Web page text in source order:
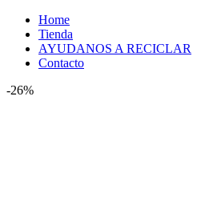
Home
Tienda
AYUDANOS A RECICLAR
Contacto
-26%